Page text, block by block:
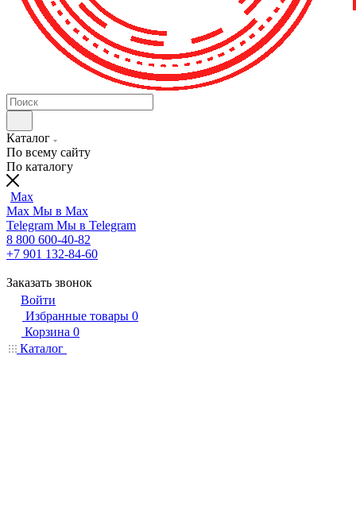
Каталог
По всему сайту
По каталогу
Max
Max Мы в Max
Telegram Мы в Telegram
8 800 600-40-82
+7 901 132-84-60
Заказать звонок
Войти
Избранные товары 0
Корзина 0
Каталог